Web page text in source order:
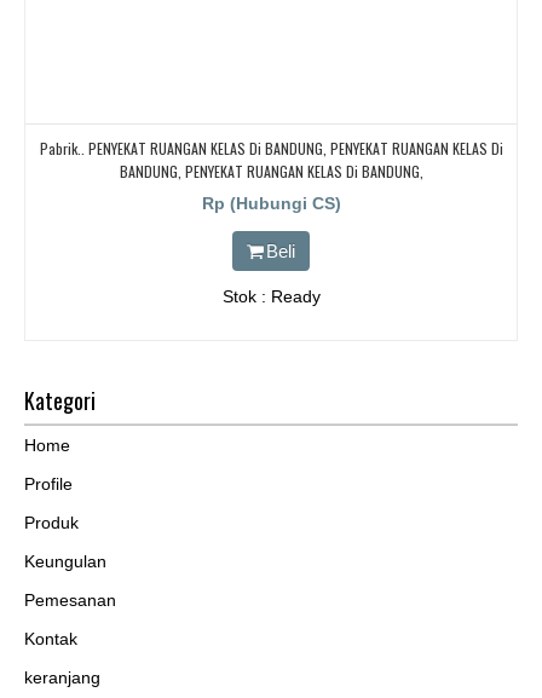
Pabrik.. PENYEKAT RUANGAN KELAS Di BANDUNG, PENYEKAT RUANGAN KELAS Di
BANDUNG, PENYEKAT RUANGAN KELAS Di BANDUNG,
Rp (Hubungi CS)
Beli
Stok : Ready
Kategori
Home
Profile
Produk
Keungulan
Pemesanan
Kontak
keranjang